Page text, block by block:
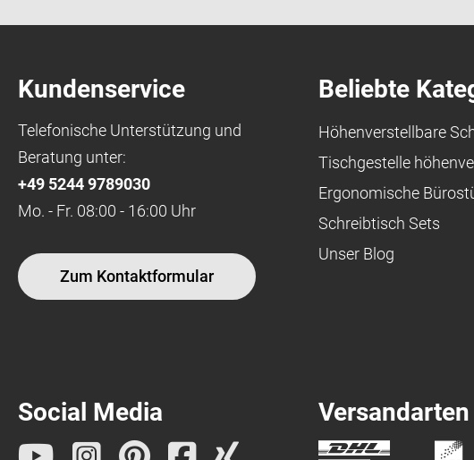
Kundenservice
Telefonische Unterstützung und
Beratung unter:
+49 5244 9789030
Mo. - Fr. 08:00 - 16:00 Uhr
Zum Kontaktformular
Beliebte
Höhenverstellbare
Tischgestelle
Ergonomische
Schreibtisch Sets
Unser Blog
Social Media Versandarten